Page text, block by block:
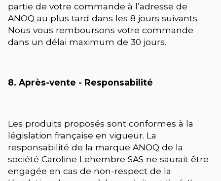
partie de votre commande à l’adresse de
ANOQ au plus tard dans les 8 jours suivants.
Nous vous remboursons votre commande
dans un délai maximum de 30 jours.
8. Après-vente - Responsabilité
Les produits proposés sont conformes à la
législation française en vigueur. La
responsabilité de la marque ANOQ de la
société Caroline Lehembre SAS ne saurait être
engagée en cas de non-respect de la